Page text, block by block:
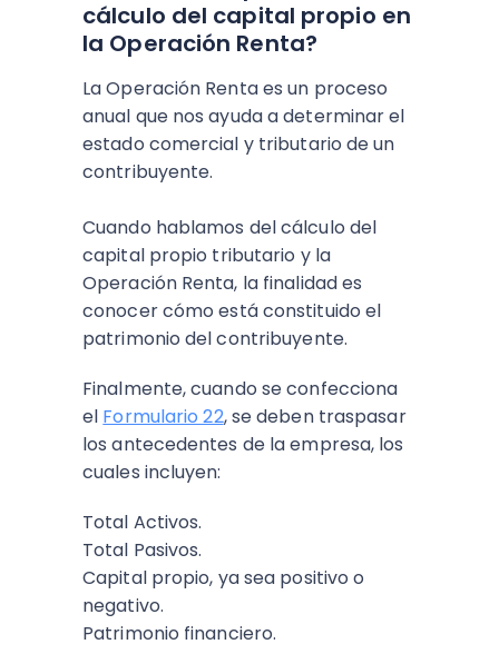
cálculo del capital propio en
la Operación Renta?
La Operación Renta es un proceso
anual que nos ayuda a determinar el
estado comercial y tributario de un
contribuyente.
Cuando hablamos del cálculo del
capital propio tributario y la
Operación Renta, la finalidad es
conocer cómo está constituido el
patrimonio del contribuyente.
Finalmente, cuando se confecciona
el Formulario 22, se deben traspasar
los antecedentes de la empresa, los
cuales incluyen:
Total Activos.
Total Pasivos.
Capital propio, ya sea positivo o
negativo.
Patrimonio financiero.